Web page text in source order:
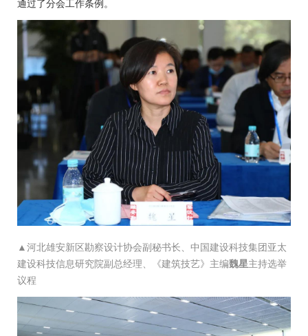
通过了分会工作条例。
▲河北雄安新区勘察设计协会副秘书长、中国建设科技集团亚太
建设科技信息研究院副总经理、《建筑技艺》主编魏星主持选举
议程